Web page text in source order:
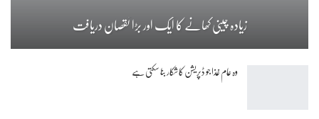
زیادہ چینی کھانے کا ایک اور بڑا نقصان دریافت
وہ عام غذا جو ڈپریشن کا شکار بنا سکتی ہے